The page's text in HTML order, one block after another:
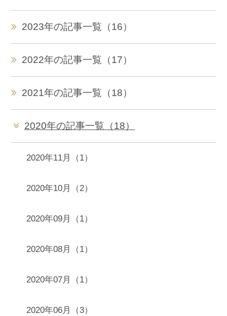
2023年の記事一覧（16）
2022年の記事一覧（17）
2021年の記事一覧（18）
2020年の記事一覧（18）
2020年11月（1）
2020年10月（2）
2020年09月（1）
2020年08月（1）
2020年07月（1）
2020年06月（3）